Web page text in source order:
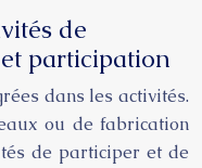
de
participation
dans les activités.
ou de fabrication
de participer et de